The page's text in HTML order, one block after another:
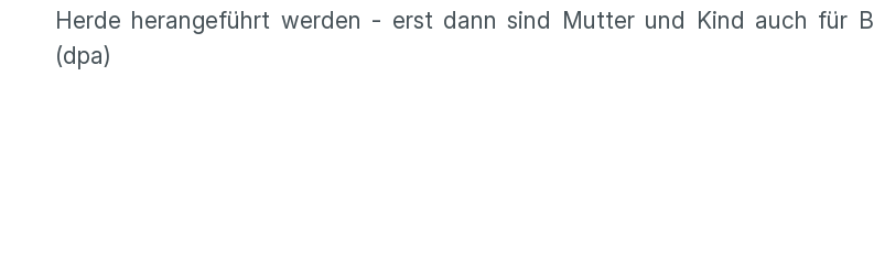
Herde herangeführt werden - erst dann sind Mutter und Kind auch für
(dpa)